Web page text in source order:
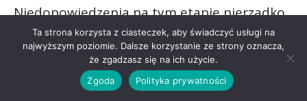
Niedopowiedzenia na tym etapie nierzadko,
nawet kiedy jest superpotencjał do
współpracy, powodują, że takie kooperacje
kończą się fiaskiem. Jest to naprawdę bardzo
Ta strona korzysta z ciasteczek, aby świadczyć usługi na
najwyższym poziomie. Dalsze korzystanie ze strony oznacza,
że zgadzasz się na ich użycie.
Zgoda
Polityka prywatności